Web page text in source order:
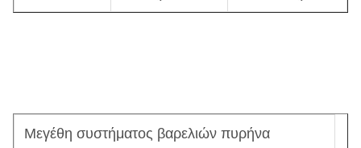
Μεγέθη συστήματος βαρελιών πυρήνα